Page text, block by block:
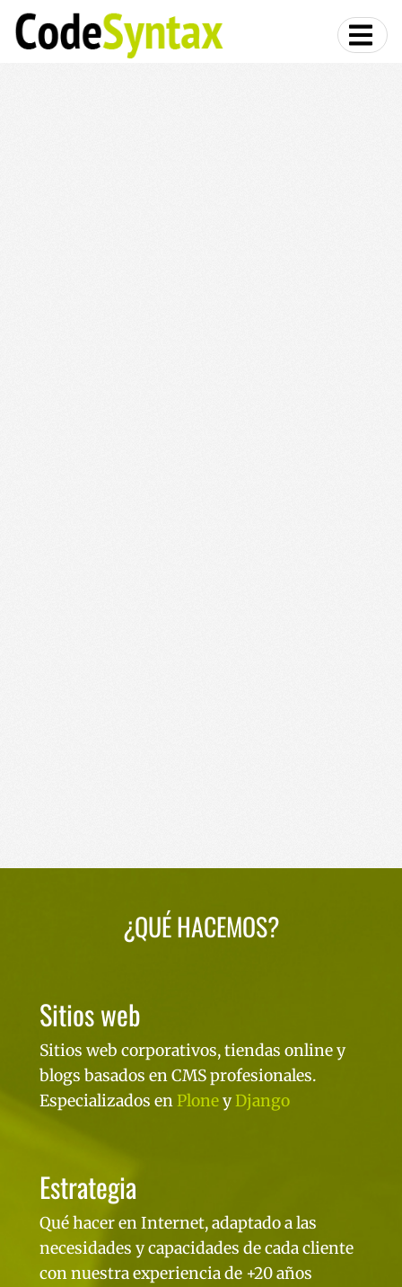
¿QUÉ HACEMOS?
Sitios web
Sitios web corporativos, tiendas online y
blogs basados en CMS profesionales.
Especializados enPloneyDjango
Estrategia
Qué hacer en Internet, adaptado a las
necesidades y capacidades de cada cliente
con nuestra experiencia de +20 años